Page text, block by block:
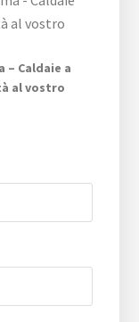
– Caldaie a
al vostro